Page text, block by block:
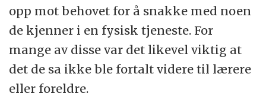
opp mot behovet for å snakke med noen
de kjenner i en fysisk tjeneste. For
mange av disse var det likevel viktig at
det de sa ikke ble fortalt videre til lærere
eller foreldre.